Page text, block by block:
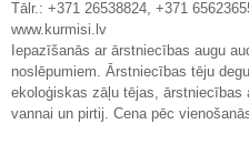
Tālr.: +371 26538824, +371
www.kurmisi.lv
Iepazīšanās ar ārstniecības augu
noslēpumiem. Ārstniecības tēju
ekoloģiskas zāļu tējas,
vannai un pirtij. Cena pēc